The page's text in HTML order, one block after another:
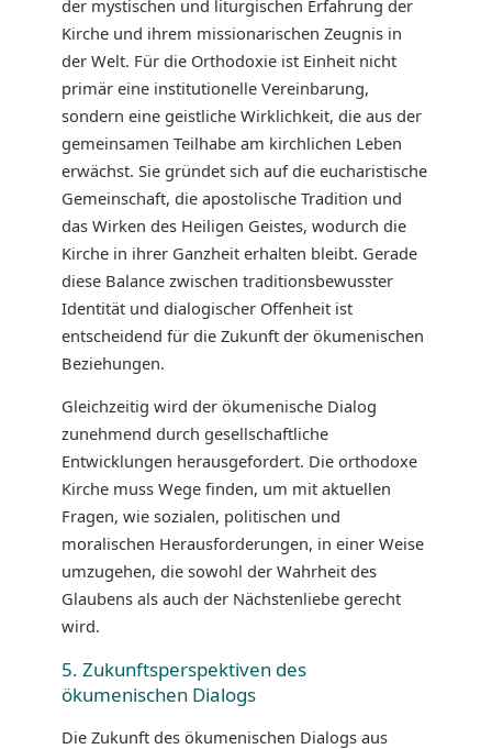
der mystischen und liturgischen Erfahrung der
Kirche und ihrem missionarischen Zeugnis in
der Welt. Für die Orthodoxie ist Einheit nicht
primär eine institutionelle Vereinbarung,
sondern eine geistliche Wirklichkeit, die aus der
gemeinsamen Teilhabe am kirchlichen Leben
erwächst. Sie gründet sich auf die eucharistische
Gemeinschaft, die apostolische Tradition und
das Wirken des Heiligen Geistes, wodurch die
Kirche in ihrer Ganzheit erhalten bleibt. Gerade
diese Balance zwischen traditionsbewusster
Identität und dialogischer Offenheit ist
entscheidend für die Zukunft der ökumenischen
Beziehungen.
Gleichzeitig wird der ökumenische Dialog
zunehmend durch gesellschaftliche
Entwicklungen herausgefordert. Die orthodoxe
Kirche muss Wege finden, um mit aktuellen
Fragen, wie sozialen, politischen und
moralischen Herausforderungen, in einer Weise
umzugehen, die sowohl der Wahrheit des
Glaubens als auch der Nächstenliebe gerecht
wird.
5. Zukunftsperspektiven des
ökumenischen Dialogs
Die Zukunft des ökumenischen Dialogs aus